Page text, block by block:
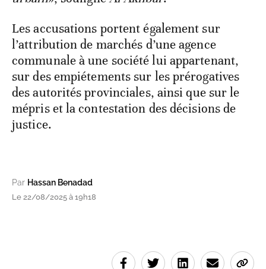
Les accusations portent également sur
l’attribution de marchés d’une agence
communale à une société lui appartenant,
sur des empiétements sur les prérogatives
des autorités provinciales, ainsi que sur le
mépris et la contestation des décisions de
justice.
Par Hassan Benadad
Le 22/08/2025 à 19h18